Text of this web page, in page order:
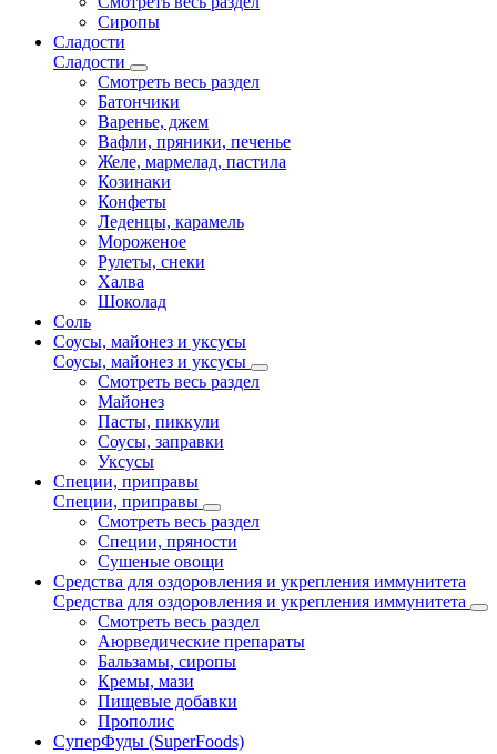
Сиропы
Сладости
Сладости
Смотреть весь раздел
Батончики
Варенье, джем
Вафли, пряники, печенье
Желе, мармелад, пастила
Козинаки
Конфеты
Леденцы, карамель
Мороженое
Рулеты, снеки
Халва
Шоколад
Соль
Соусы, майонез и уксусы
Соусы, майонез и уксусы
Смотреть весь раздел
Майонез
Пасты, пиккули
Соусы, заправки
Уксусы
Специи, приправы
Специи, приправы
Смотреть весь раздел
Специи, пряности
Сушеные овощи
Средства для оздоровления и укрепления иммунитета
Средства для оздоровления и укрепления иммунитета
Смотреть весь раздел
Аюрведические препараты
Бальзамы, сиропы
Кремы, мази
Пищевые добавки
Прополис
СуперФуды (SuperFoods)